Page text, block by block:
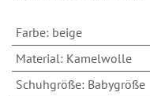
Farbe: beige
Material: Kamelwolle
Schuhgröße: Babygröße